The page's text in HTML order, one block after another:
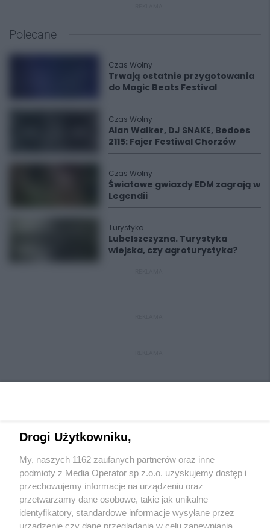
Polecane
Czas Wolny
Trwają ostatnie przygotowania
do Magic Beats Festival
Czas Wolny
Alan Walker, DJ SNAKE, Bedoes
2115: Fajer Festiwal Chorzów
Czas Wolny
Światowe gwiazdy EDM zagrają w
Legendii
Turystyka
Lubelszczyzna. Turystyka
wiejska, czy agroturystyka?
Wydawca mediówlokalnych
Drogi Użytkowniku,
My, naszych 1162 zaufanych partnerów oraz inne
podmioty z Media Operator sp z.o.o. uzyskujemy dostęp i
przechowujemy informacje na urządzeniu oraz
przetwarzamy dane osobowe, takie jak unikalne
identyfikatory, standardowe informacje wysyłane przez
urządzenie czy dane przeglądania w celu zapewniania